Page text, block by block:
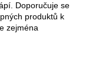
Doporučuje se
produktů k
zejména